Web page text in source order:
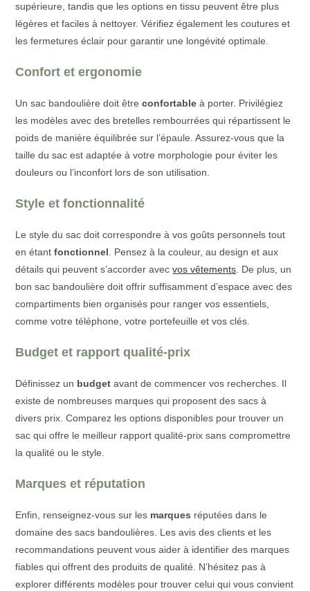
supérieure, tandis que les options en tissu peuvent être plus
légères et faciles à nettoyer. Vérifiez également les coutures et
les fermetures éclair pour garantir une longévité optimale.
Confort et ergonomie
Un sac bandoulière doit êtreconfortable à porter. Privilégiez
les modèles avec des bretelles rembourrées qui répartissent le
poids de manière équilibrée sur l’épaule. Assurez-vous que la
taille du sac est adaptée à votre morphologie pour éviter les
douleurs ou l’inconfort lors de son utilisation.
Style et fonctionnalité
Le style du sac doit correspondre à vos goûts personnels tout
en étantfonctionnel . Pensez à la couleur, au design et aux
détails qui peuvent s’accorder avecvos vêtements . De plus, un
bon sac bandoulière doit offrir suffisamment d’espace avec des
compartiments bien organisés pour ranger vos essentiels,
comme votre téléphone, votre portefeuille et vos clés.
Budget et rapport qualité-prix
Définissez un budget avant de commencer vos recherches. Il
existe de nombreuses marques qui proposent des sacs à
divers prix. Comparez les options disponibles pour trouver un
sac qui offre le meilleur rapport qualité-prix sans compromettre
la qualité ou le style.
Marques et réputation
Enfin, renseignez-vous sur les marques réputées dans le
domaine des sacs bandoulières. Les avis des clients et les
recommandations peuvent vous aider à identifier des marques
fiables qui offrent des produits de qualité. N’hésitez pas à
explorer différents modèles pour trouver celui qui vous convient